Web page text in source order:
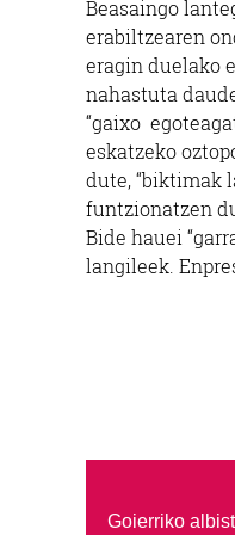
Beasaingo
erabiltzearen
eragin duelako
nahastuta
“gaixo
eskatzeko
dute, “biktimak
funtzionatzen
Bide hauei
langileek.
Goierriko